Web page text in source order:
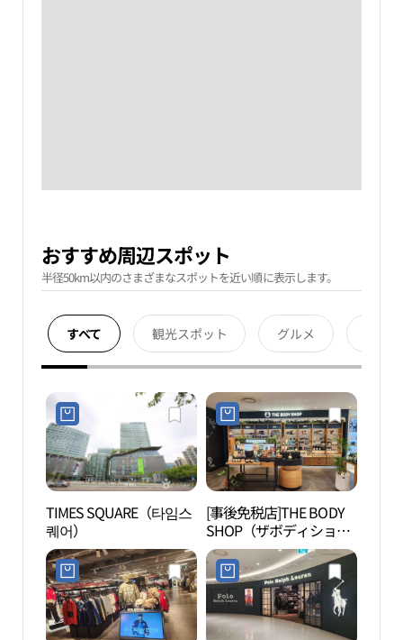
おすすめ周辺スポット
半径50km以内のさまざまなスポットを近い順に表示します。
すべて 観光スポット グルメ
TIMES SQUARE（타임스
퀘어）
[事後免税店]THE BODY
SHOP（ザボディショッ
プ）・ロッテ百貨店ヨン
ドゥンポ（永登浦）店
(더바디샵 롯데백화점 영
등포점)